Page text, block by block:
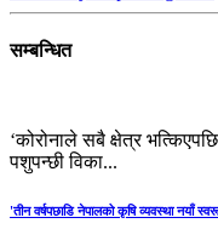
सम्बन्धित
‘कोरोनाले सबै क्षेत्र
पशुपन्छी विका...
'तीन वर्षपछाडि नेपालको कृषि व्यवस्था नयाँ